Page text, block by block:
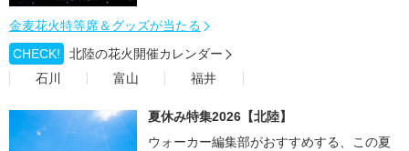
金麦花火特等席＆グッズが当たる
CHECK!
北陸の花火開催カレンダー
石川
富山 福井
夏休み特集2026【北陸】
ウォーカー編集部がおすすめする、この夏